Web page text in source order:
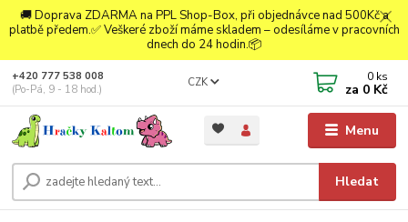
🚚 Doprava ZDARMA na PPL Shop-Box, při objednávce nad 500Kč a
platbě předem.✅ Veškeré zboží máme skladem – odesíláme v pracovních
dnech do 24 hodin.📦
Menu
CZK
Hledat
+420 777 538 008
(Po-Pá, 9 - 18 hod.)
0 ks
za 0 Kč